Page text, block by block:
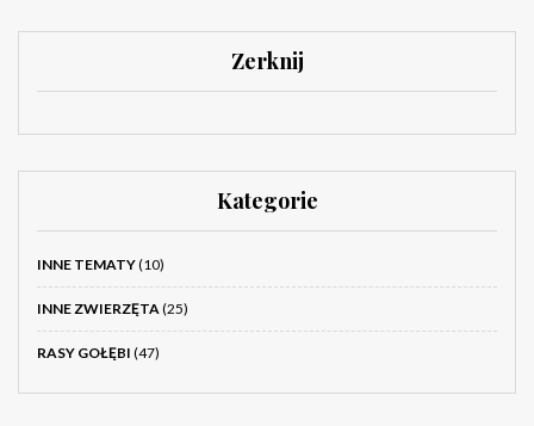
Zerknij
Kategorie
INNE TEMATY(10)
INNE ZWIERZĘTA(25)
RASY GOŁĘBI (47)